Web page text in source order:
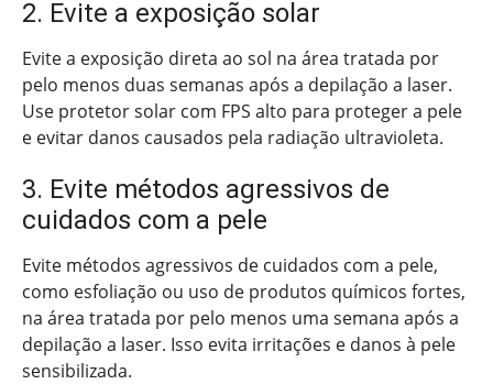
2. Evite a exposição solar
Evite a exposição direta ao sol na área tratada por
pelo menos duas semanas após a depilação a laser.
Use protetor solar com FPS alto para proteger a pele
e evitar danos causados pela radiação ultravioleta.
3. Evite métodos agressivos de
cuidados com a pele
Evite métodos agressivos de cuidados com a pele,
como esfoliação ou uso de produtos químicos fortes,
na área tratada por pelo menos uma semana após a
depilação a laser. Isso evita irritações e danos à pele
sensibilizada.